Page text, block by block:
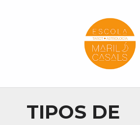
TIPOS DE